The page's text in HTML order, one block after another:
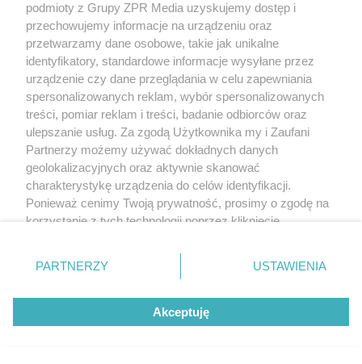
podmioty z Grupy ZPR Media uzyskujemy dostęp i
przechowujemy informacje na urządzeniu oraz
przetwarzamy dane osobowe, takie jak unikalne
identyfikatory, standardowe informacje wysyłane przez
urządzenie czy dane przeglądania w celu zapewniania
spersonalizowanych reklam, wybór spersonalizowanych
treści, pomiar reklam i treści, badanie odbiorców oraz
ulepszanie usług. Za zgodą Użytkownika my i Zaufani
Partnerzy możemy używać dokładnych danych
geolokalizacyjnych oraz aktywnie skanować
charakterystykę urządzenia do celów identyfikacji.
Ponieważ cenimy Twoją prywatność, prosimy o zgodę na
korzystanie z tych technologii poprzez kliknięcie
zmienić/wycofać klikając przycisk ustawień prywatności
znajdujący się w lewym dolnym rogu strony
rodzaje przetwarzania danych nie wymagają zgody
użytkownika, ale masz prawo sprzeciwić się takiemu
przetwarzaniu. Preferencje będą miały zastosowanie tylko
PARTNERZY USTAWIENIA
Akceptuję